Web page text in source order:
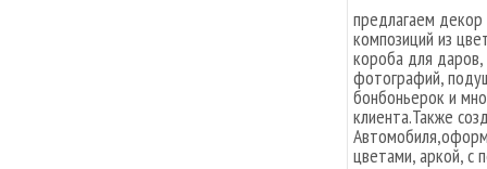
предлагаем
композиций из
короба для даров,
фотографий,
бонбоньерок и
клиента.Также
цветами, аркой, с